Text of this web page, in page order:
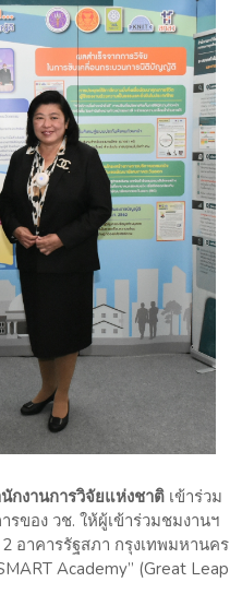
กงานการวิจัยแห่งชาติเข้าร่วม
ของ วช. ให้ผู้เข้าร่วมชมงานฯ
อาคารรัฐสภา กรุงเทพมหานคร
Academy” (Great Leap